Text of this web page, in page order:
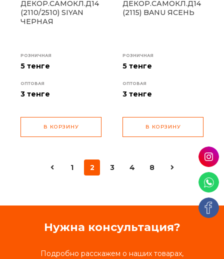
ДЕКОР.САМОКЛ.Д14
(2110/2510) SIYAN
ЧЕРНАЯ
РОЗНИЧНАЯ
5 тенге
ОПТОВАЯ
3 тенге
В КОРЗИНУ
ДЕКОР.САМОКЛ.Д14
(2115) BANU ЯСЕНЬ
РОЗНИЧНАЯ
5 тенге
ОПТОВАЯ
3 тенге
В КОРЗИНУ
1 2 3 4 8
Нужна консультация?
Подробно расскажем о наших товарах,